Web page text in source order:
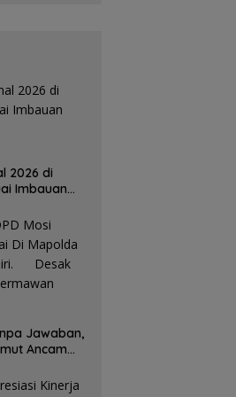
2026 di
Imbauan
Jawaban,
Ancam
Tambang